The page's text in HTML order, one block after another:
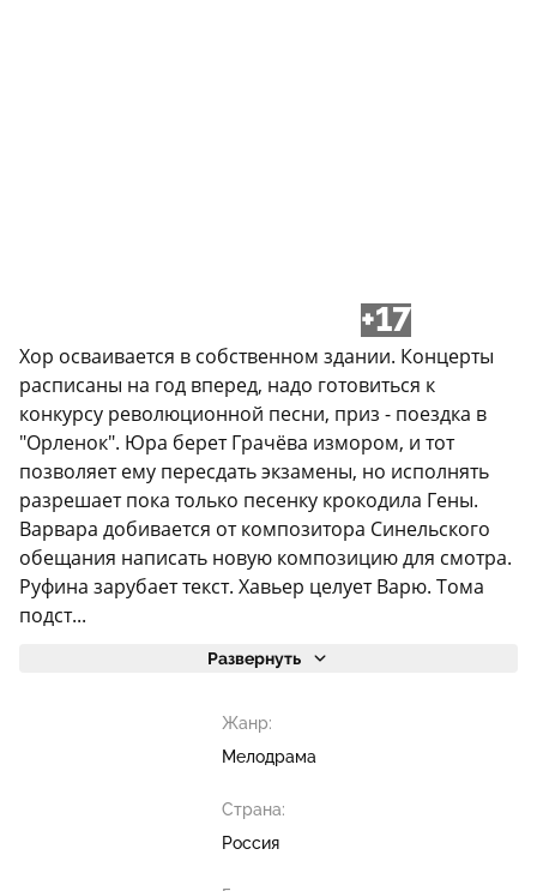
+17
Хор осваивается в собственном здании. Концерты
расписаны на год вперед, надо готовиться к
конкурсу революционной песни, приз - поездка в
"Орленок". Юра берет Грачёва измором, и тот
позволяет ему пересдать экзамены, но исполнять
разрешает пока только песенку крокодила Гены.
Варвара добивается от композитора Синельского
обещания написать новую композицию для смотра.
Руфина зарубает текст. Хавьер целует Варю. Тома
подст...
Развернуть
Жанр:
Мелодрама
Страна:
Россия